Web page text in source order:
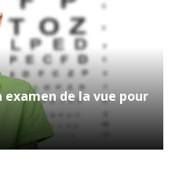
de la vue pour